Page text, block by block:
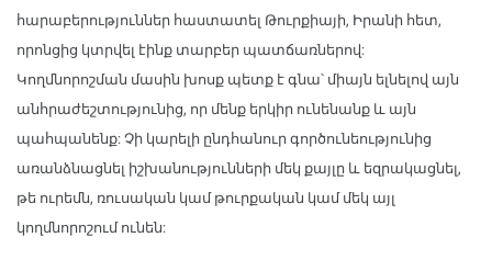
հարաբերություններ հաստատել Թուրքիայի, Իրանի հետ,
որոնցից կտրվել էինք տարբեր պատճառներով:
Կողմնորոշման մասին խոսք պետք է գնա՝ միայն ելնելով այն
անհրաժեշտությունից, որ մենք երկիր ունենանք և այն
պահպանենք: Չի կարելի ընդհանուր գործունեությունից
առանձնացնել իշխանությունների մեկ քայլը և եզրակացնել,
թե ուրեմն, ռուսական կամ թուրքական կամ մեկ այլ
կողմնորոշում ունեն: